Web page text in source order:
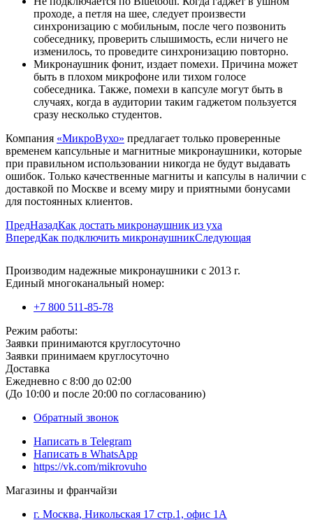
проходе, а петля на шее, следует произвести
синхронизацию с мобильным, после чего позвонить
собеседнику, проверить слышимость, если ничего не
изменилось, то проведите синхронизацию повторно.
Микронаушник фонит, издает помехи. Причина может
быть в плохом микрофоне или тихом голосе
собеседника. Также, помехи в капсуле могут быть в
случаях, когда в аудитории таким гаджетом пользуется
сразу несколько студентов.
Компания «МикроВухо» предлагает только проверенные
временем капсульные и магнитные микронаушники, которые
при правильном использовании никогда не будут выдавать
ошибок. Только качественные магниты и капсулы в наличии с
доставкой по Москве и всему миру и приятными бонусами
для постоянных клиентов.
ПредНазадКак достать микронаушник из уха
ВпередКак подключить микронаушникСледующая
Производим надежные микронаушники с 2013 г.
Единый многоканальный номер:
+7 800 511-85-78
Режим работы:
Заявки принимаются круглосуточно
Заявки принимаем круглосуточно
Доставка
Ежедневно с 8:00 до 02:00
(До 10:00 и после 20:00 по согласованию)
Обратный звонок
Написать в Telegram
Написать в WhatsApp
https://vk.com/mikrovuho
Магазины и франчайзи
г. Москва, Никольская 17 стр.1, офис 1А